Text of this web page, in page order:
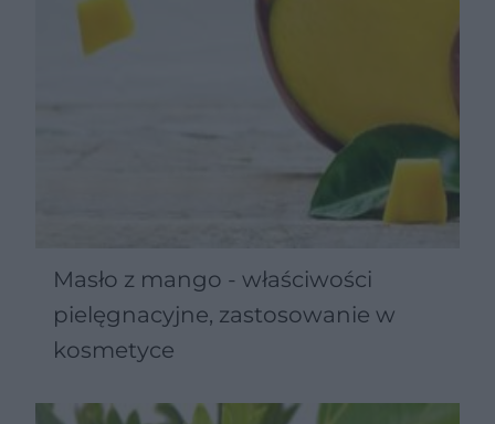
Masło z mango - właściwości
pielęgnacyjne, zastosowanie w
kosmetyce